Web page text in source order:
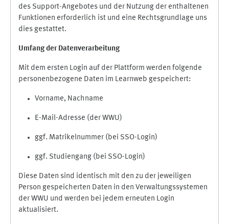
des Support-Angebotes und der Nutzung der enthaltenen
Funktionen erforderlich ist und eine Rechtsgrundlage uns
dies gestattet.
Umfang der Datenverarbeitung
Mit dem ersten Login auf der Plattform werden folgende
personenbezogene Daten im Learnweb gespeichert:
Vorname, Nachname
E-Mail-Adresse (der WWU)
ggf. Matrikelnummer (bei SSO-Login)
ggf. Studiengang (bei SSO-Login)
Diese Daten sind identisch mit den zu der jeweiligen
Person gespeicherten Daten in den Verwaltungssystemen
der WWU und werden bei jedem erneuten Login
aktualisiert.